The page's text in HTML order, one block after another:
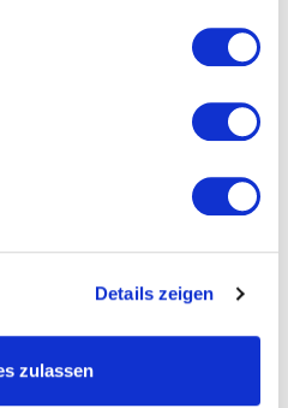
Details zeigen
zulassen